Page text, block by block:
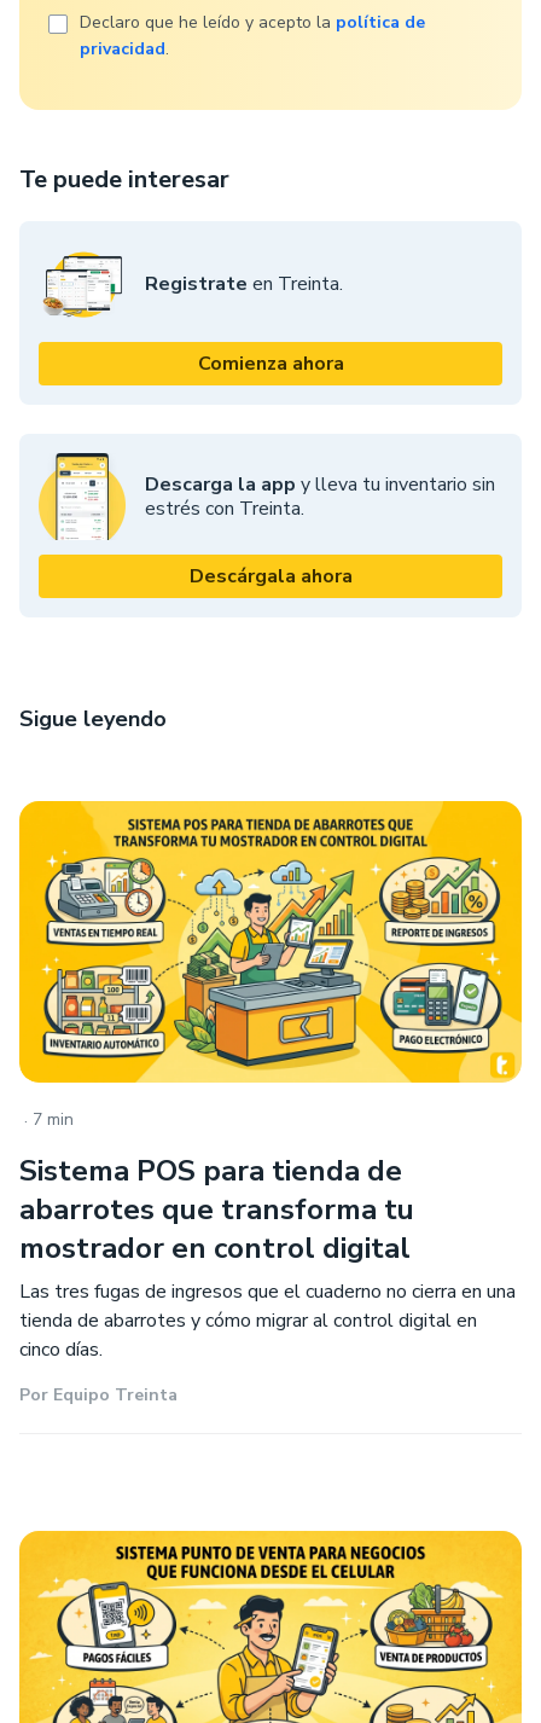
Te puede interesar
Registrate en Treinta.
Comienza ahora
Descarga la app y lleva tu inventario sin
estrés con Treinta.
Descárgala ahora
Declaro que he leído y acepto la política de
privacidad.
Sigue leyendo
. 7 min
Sistema POS para tienda de
abarrotes que transforma tu
mostrador en control digital
Las tres fugas de ingresos que el cuaderno no cierra en una
tienda de abarrotes y cómo migrar al control digital en
cinco días.
Por Equipo Treinta